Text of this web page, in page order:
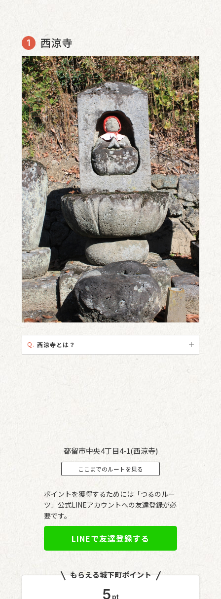
西涼寺
Q. 西涼寺とは？
都留市中央4丁目4-1(西涼寺)
ここまでのルートを見る
ポイントを獲得するためには「つるのルー
ツ」公式LINEアカウントへの友達登録が必
要です。
LINEで友達登録する
もらえる城下町ポイント
5 pt